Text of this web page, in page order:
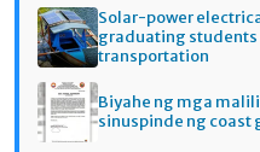
Solar-power
graduating students
transportation
Biyahe ng mga
sinuspinde ng coast